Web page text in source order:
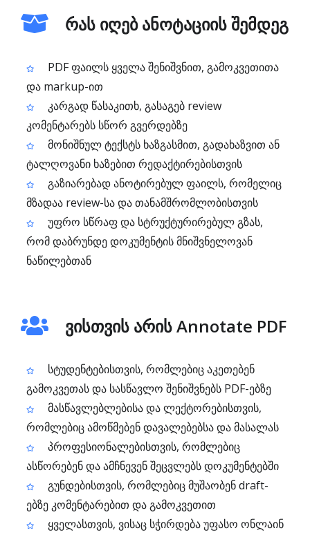
რას იღებ ანოტაციის შემდეგ
PDF ფაილს ყველა შენიშვნით, გამოკვეთითა
და markup-ით
კარგად წასაკითხ, გასაგებ review
კომენტარებს სწორ გვერდებზე
მონიშნულ ტექსტს ხაზგასმით, გადახაზვით ან
ტალღოვანი ხაზებით რედაქტირებისთვის
გაზიარებად ანოტირებულ ფაილს, რომელიც
მზადაა review-სა და თანამშრომლობისთვის
უფრო სწრაფ და სტრუქტურირებულ გზას,
რომ დაბრუნდე დოკუმენტის მნიშვნელოვან
ნაწილებთან
ვისთვის არის Annotate PDF
სტუდენტებისთვის, რომლებიც აკეთებენ
გამოკვეთას და სასწავლო შენიშვნებს PDF-ებზე
მასწავლებლებისა და ლექტორებისთვის,
რომლებიც ამოწმებენ დავალებებსა და მასალას
პროფესიონალებისთვის, რომლებიც
ასწორებენ და ამჩნევენ შეცვლებს დოკუმენტებში
გუნდებისთვის, რომლებიც მუშაობენ draft-
ებზე კომენტარებით და გამოკვეთით
ყველასთვის, ვისაც სჭირდება უფასო ონლაინ